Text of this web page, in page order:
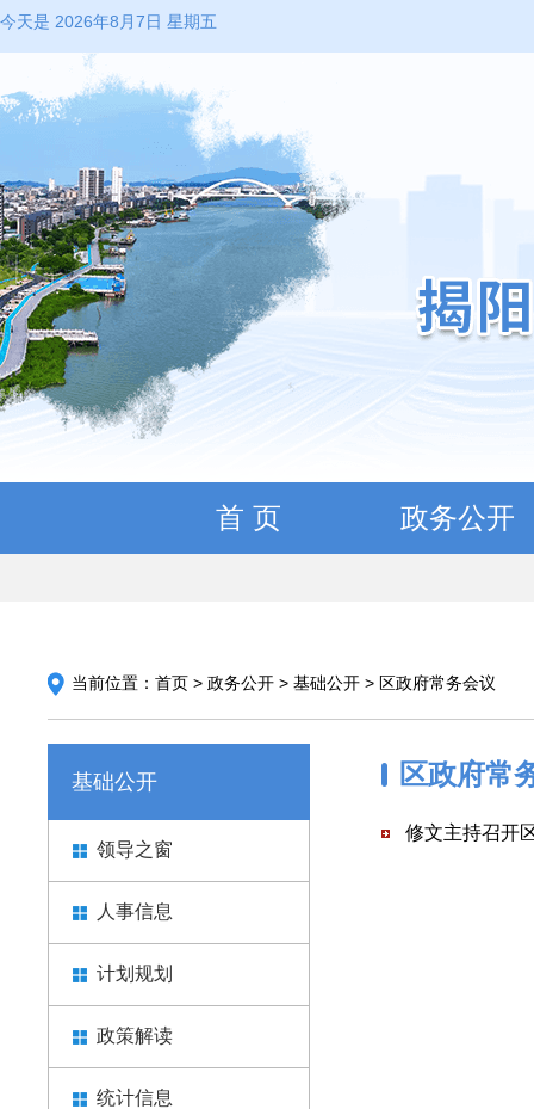
今天是 2026年8月7日 星期五
首 页 政务公开
当前位置： 首页 > 政务公开 > 基础公开 > 区政府常务会议
基础公开
领导之窗
人事信息
计划规划
政策解读
统计信息
区政府常
修文主持召开